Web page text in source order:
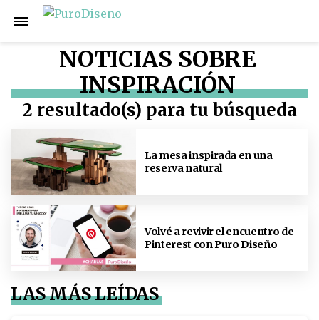
NOTICIAS SOBRE
INSPIRACIÓN
2 resultado(s) para tu búsqueda
La mesa inspirada en una
reserva natural
Volvé a revivir el encuentro de
Pinterest con Puro Diseño
LAS MÁS LEÍDAS